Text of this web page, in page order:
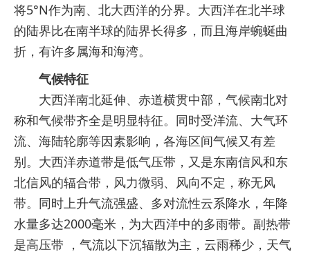
将5°N作为南、北大西洋的分界。大西洋在北半球
的陆界比在南半球的陆界长得多，而且海岸蜿蜒曲
折，有许多属海和海湾。
气候特征
大西洋南北延伸、赤道横贯中部，气候南北对
称和气候带齐全是明显特征。同时受洋流、大气环
流、海陆轮廓等因素影响，各海区间气候又有差
别。大西洋赤道带是低气压带，又是东南信风和东
北信风的辐合带，风力微弱、风向不定，称无风
带。同时上升气流强盛、多对流性云系降水，年降
水量多达2000毫米，为大西洋中的多雨带。副热带
是高压带 ，气流以下沉辐散为主，云雨稀少，天气